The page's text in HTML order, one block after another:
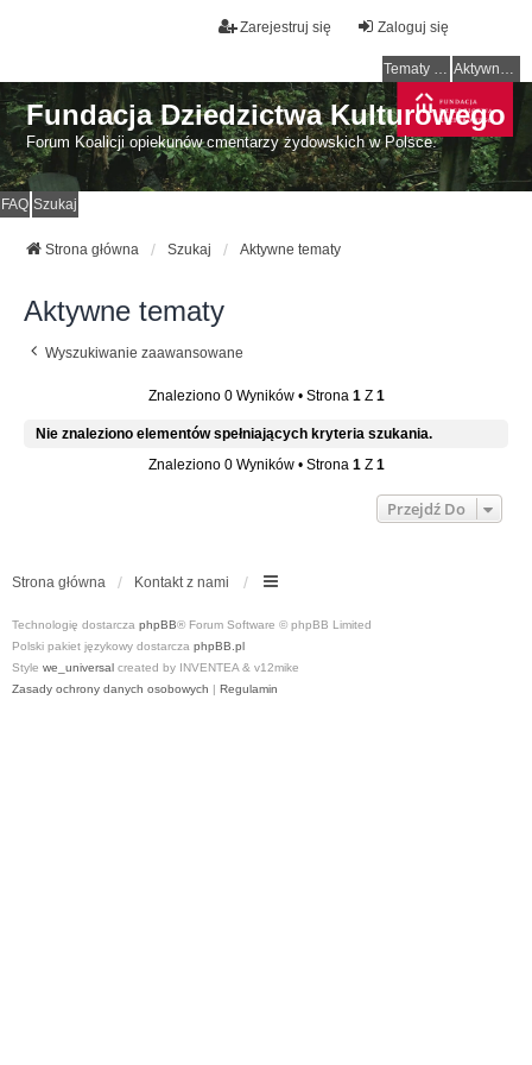
Zaloguj się
Zarejestruj się
Tematy bez odpowiedzi Aktywne tematy
Fundacja Dziedzictwa Kulturowego
Forum Koalicji opiekunów cmentarzy żydowskich w Polsce.
FAQ Szukaj
Strona główna Szukaj Aktywne tematy
Aktywne tematy
Wyszukiwanie zaawansowane
Znaleziono 0 Wyników • Strona 1Z 1
Nie znaleziono elementów spełniających kryteria szukania.
Znaleziono 0 Wyników • Strona 1Z 1
Przejdź Do
Strona główna Kontakt z nami
Technologię dostarcza phpBB® Forum Software © phpBB Limited
Polski pakiet językowy dostarcza phpBB.pl
Style we_universal created by INVENTEA & v12mike
Zasady ochrony danych osobowych | Regulamin